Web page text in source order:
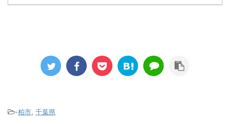
-柏市, 千葉県